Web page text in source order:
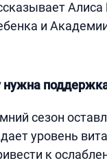
Алиса
и
сезон
уровень
к